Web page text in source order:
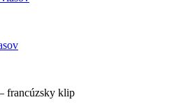
francúzsky klip